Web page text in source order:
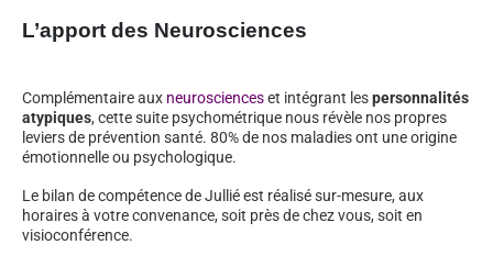
L’apport des Neurosciences
Complémentaire aux neuroscienceset intégrant lespersonnalités
atypiques, cette suite psychométrique nous révèle nos propres
leviers de prévention santé. 80% de nos maladies ont une origine
émotionnelle ou psychologique.
Le bilan de compétence de Jullié est réalisé sur-mesure, aux
horaires à votre convenance, soit près de chez vous, soit en
visioconférence.